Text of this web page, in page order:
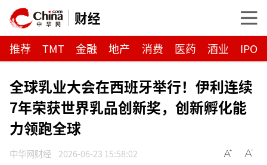
财经
推荐 TMT 金融 地产 消费 医药 酒业 IPO
全球乳业大会在西班牙举行！伊利连续
7年荣获世界乳品创新奖，创新孵化能
力领跑全球
中华网财经 2026-06-23 15:58:02